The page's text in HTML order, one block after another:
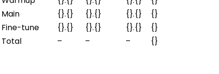
Main
{}.{} {}.{} {}.{}
{}
Fine-tune
{}.{} {}.{} {}.{}
{}
Total
– – – {}